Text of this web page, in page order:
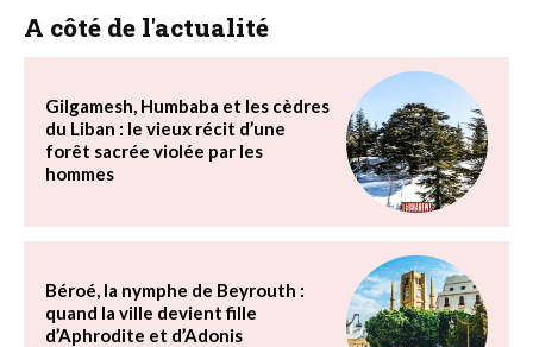
A côté de l'actualité
Gilgamesh, Humbaba et les cèdres
du Liban : le vieux récit d’une
forêt sacrée violée par les
hommes
Béroé, la nymphe de Beyrouth :
quand la ville devient fille
d’Aphrodite et d’Adonis